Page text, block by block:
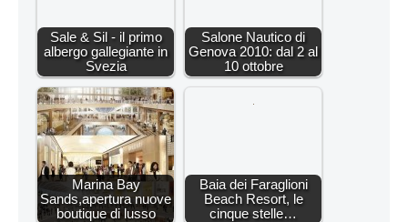
Sale & Sil - il primo
albergo gallegiante in
Svezia
Salone Nautico di
Genova 2010: dal 2 al
10 ottobre
Marina Bay
Sands,apertura nuove
boutique di lusso
Baia dei Faraglioni
Beach Resort, le
cinque stelle…